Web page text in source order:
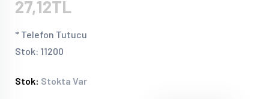
27,12TL
* Telefon Tutucu
Stok: 11200
Stok: Stokta Var